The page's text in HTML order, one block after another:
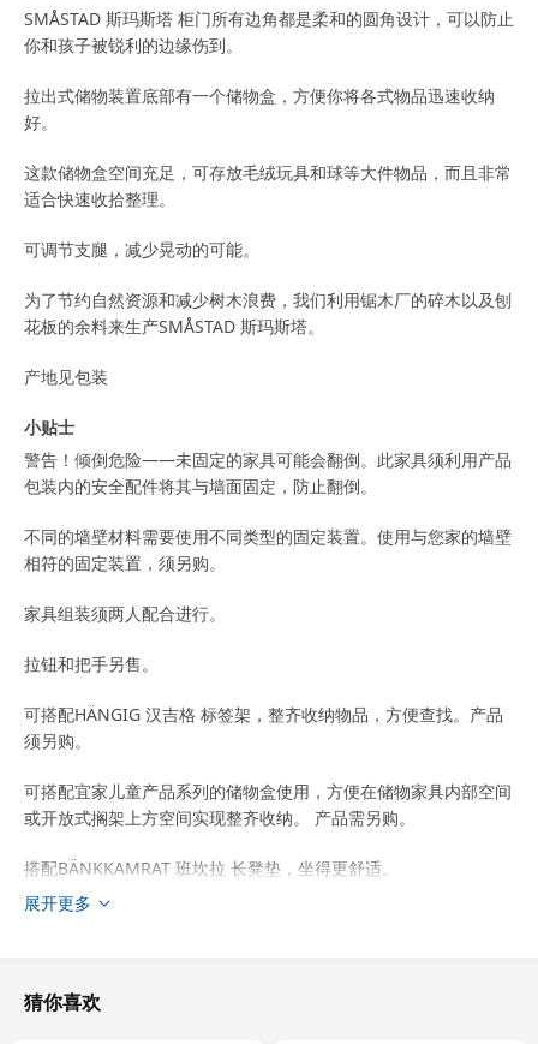
SMÅSTAD 斯玛斯塔 柜门所有边角都是柔和的圆角设计，可以防止
你和孩子被锐利的边缘伤到。
拉出式储物装置底部有一个储物盒，方便你将各式物品迅速收纳
好。
这款储物盒空间充足，可存放毛绒玩具和球等大件物品，而且非常
适合快速收拾整理。
可调节支腿，减少晃动的可能。
为了节约自然资源和减少树木浪费，我们利用锯木厂的碎木以及刨
花板的余料来生产SMÅSTAD 斯玛斯塔。
产地见包装
小贴士
警告！倾倒危险——未固定的家具可能会翻倒。此家具须利用产品
包装内的安全配件将其与墙面固定，防止翻倒。
不同的墙壁材料需要使用不同类型的固定装置。使用与您家的墙壁
相符的固定装置，须另购。
家具组装须两人配合进行。
拉钮和把手另售。
可搭配HÄNGIG 汉吉格 标签架，整齐收纳物品，方便查找。产品
须另购。
可搭配宜家儿童产品系列的储物盒使用，方便在储物家具内部空间
或开放式搁架上方空间实现整齐收纳。 产品需另购。
搭配BÄNKKAMRAT 班坎拉 长凳垫，坐得更舒适。
商品尺寸和包装信息
宽度
展开更多
猜你喜欢